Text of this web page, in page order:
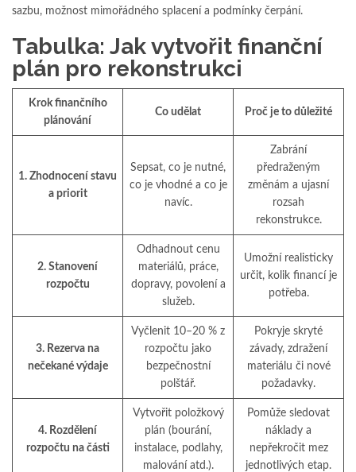
sazbu, možnost mimořádného splacení a podmínky čerpání.
Tabulka: Jak vytvořit finanční
plán pro rekonstrukci
Krok finančního
plánování
Co udělat Proč je to důležité
1. Zhodnocení stavu
a priorit
Sepsat, co je nutné,
co je vhodné a co je
navíc.
Zabrání
předraženým
změnám a ujasní
rozsah
rekonstrukce.
2. Stanovení
rozpočtu
Odhadnout cenu
materiálů, práce,
dopravy, povolení a
služeb.
Umožní realisticky
určit, kolik financí je
potřeba.
3. Rezerva na
nečekané výdaje
Vyčlenit 10–20 % z
rozpočtu jako
bezpečnostní
polštář.
Pokryje skryté
závady, zdražení
materiálu či nové
požadavky.
4. Rozdělení
rozpočtu na části
Vytvořit položkový
plán (bourání,
instalace, podlahy,
malování atd.).
Pomůže sledovat
náklady a
nepřekročit mez
jednotlivých etap.